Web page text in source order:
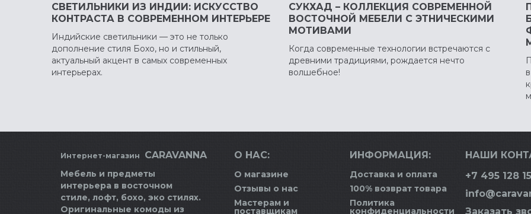
СВЕТИЛЬНИКИ ИЗ ИНДИИ: ИСКУССТВО
КОНТРАСТА В СОВРЕМЕННОМ ИНТЕРЬЕРЕ
Индийские светильники — это не только
дополнение стиля Бохо, но и стильный,
актуальный акцент в самых современных
интерьерах.
СУКХАД – КОЛЛЕКЦИЯ СОВРЕМЕННОЙ
ВОСТОЧНОЙ МЕБЕЛИ С ЭТНИЧЕСКИМИ
МОТИВАМИ
Когда современные технологии встречаются с
древними традициями, рождается нечто
волшебное!
Интернет-магазин CARAVANNA
Мебель и предметы
интерьера в восточном
стиле, лофт, бохо, эко стилях.
Оригинальные комоды из
О НАС:
О магазине
Отзывы о нас
Мастерам и
поставщикам
ИНФОРМАЦИЯ:
Доставка и оплата
100% возврат товара
Политика
конфиденциальности
НАШИ
+7 495 128
Заказать